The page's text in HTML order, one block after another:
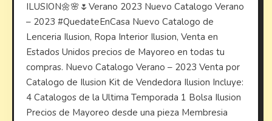
ILUSION🌼🌸🌷Verano 2023 Nuevo Catalogo Verano
– 2023 #QuedateEnCasa Nuevo Catalogo de
Lenceria Ilusion, Ropa Interior Ilusion, Venta en
Estados Unidos precios de Mayoreo en todas tu
compras. Nuevo Catalogo Verano – 2023 Venta por
Catalogo de Ilusion Kit de Vendedora Ilusion Incluye:
4 Catalogos de la Ultima Temporada 1 Bolsa Ilusion
Precios de Mayoreo desde una pieza Membresia